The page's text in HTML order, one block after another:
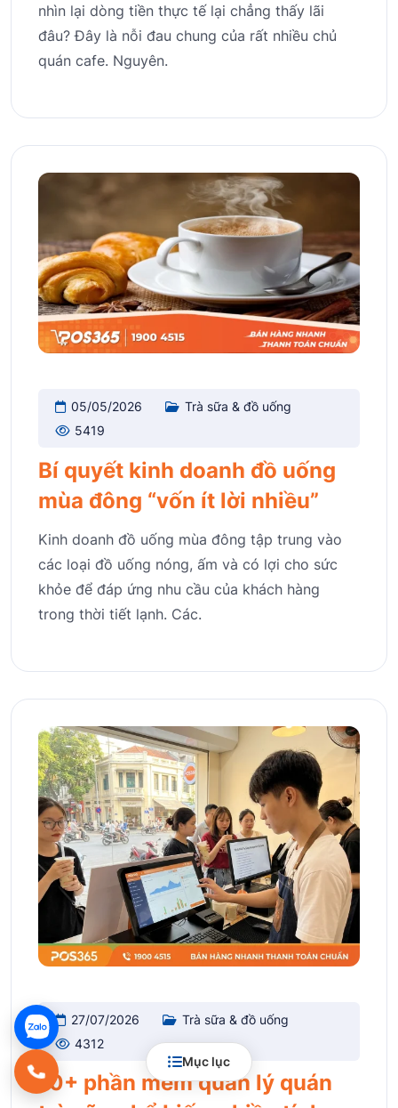
Mục lục
nhìn lại dòng tiền thực tế lại chẳng thấy lãi
đâu? Đây là nỗi đau chung của rất nhiều chủ
quán cafe. Nguyên.
05/05/2026
Trà sữa & đồ uống
5419
Bí quyết kinh doanh đồ uống
mùa đông “vốn ít lời nhiều”
Kinh doanh đồ uống mùa đông tập trung vào
các loại đồ uống nóng, ấm và có lợi cho sức
khỏe để đáp ứng nhu cầu của khách hàng
trong thời tiết lạnh. Các.
27/07/2026
Trà sữa & đồ uống
4312
10+ phần mềm quản lý quán